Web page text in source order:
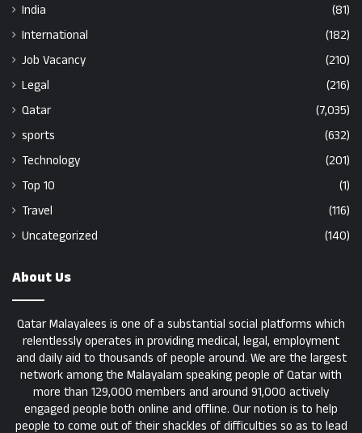
India
(81)
International
(182)
Job Vacancy
(210)
Legal
(216)
Qatar
(7,035)
sports
(632)
Technology
(201)
Top 10
(1)
Travel
(116)
Uncategorized
(140)
About Us
Qatar Malayalees is one of a substantial social platforms which
relentlessly operates in providing medical, legal, employment
and daily aid to thousands of people around. We are the largest
network among the Malayalam speaking people of Qatar with
more than 129,000 members and around 91,000 actively
engaged people both online and offline. Our notion is to help
people to come out of their shackles of difficulties so as to lead